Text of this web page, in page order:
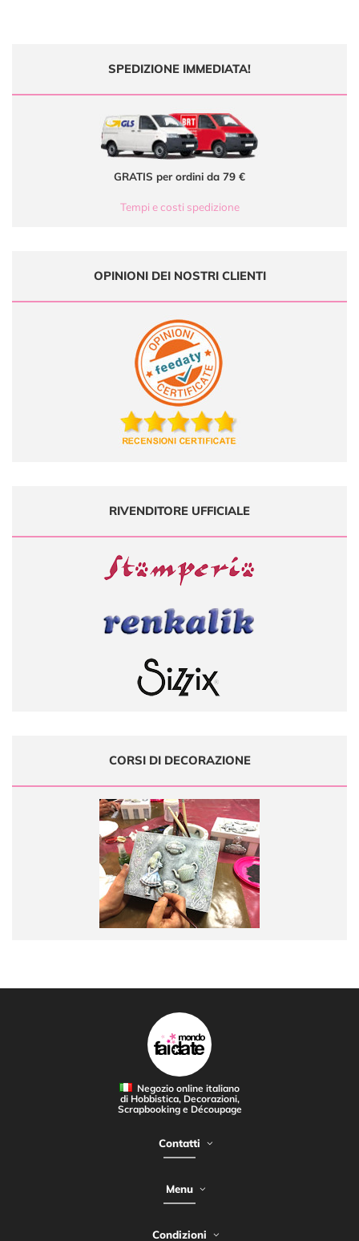
SPEDIZIONE IMMEDIATA!
GRATIS per ordini da 79 €
Tempi e costi spedizione
OPINIONI DEI NOSTRI CLIENTI
RIVENDITORE UFFICIALE
CORSI DI DECORAZIONE
Negozio online italiano
di Hobbistica, Decorazioni,
Scrapbooking e Découpage
Contatti
Menu
Condizioni